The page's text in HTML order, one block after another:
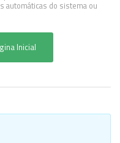
automáticas do sistema ou
Inicial